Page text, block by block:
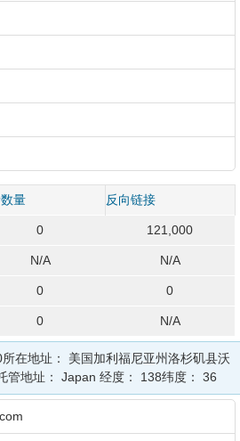
量 反向链接
0 121,000
N/A N/A
0 0
0 N/A
所在地址： 美国加利福尼亚州洛杉矶县沃
管地址： Japan 经度： 138纬度： 36